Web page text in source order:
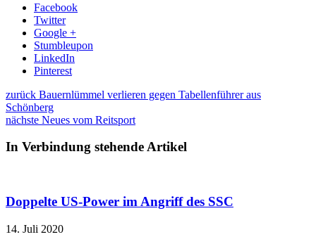
Facebook
Twitter
Google +
Stumbleupon
LinkedIn
Pinterest
zurück Bauernlümmel verlieren gegen Tabellenführer aus
Schönberg
nächste Neues vom Reitsport
In Verbindung stehende Artikel
Doppelte US-Power im Angriff des SSC
14. Juli 2020